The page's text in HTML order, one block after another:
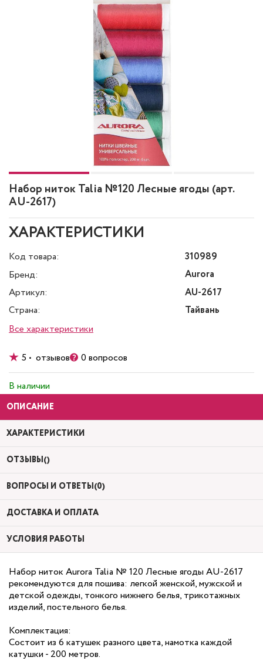
Набор ниток Talia №120 Лесные ягоды (арт.
AU-2617)
ХАРАКТЕРИСТИКИ
Код товара:
310989
Бренд:
Aurora
Артикул:
AU-2617
Страна:
Тайвань
Все характеристики
5 • отзывов 0 вопросов
В наличии
ОПИСАНИЕ
ХАРАКТЕРИСТИКИ
ОТЗЫВЫ()
ВОПРОСЫ И ОТВЕТЫ(0)
ДОСТАВКА И ОПЛАТА
УСЛОВИЯ РАБОТЫ
Набор ниток Aurora Talia № 120 Лесные ягоды AU-2617
рекомендуются для пошива: легкой женской, мужской и
детской одежды, тонкого нижнего белья, трикотажных
изделий, постельного белья.
Комплектация:
Состоит из 6 катушек разного цвета, намотка каждой
катушки - 200 метров.